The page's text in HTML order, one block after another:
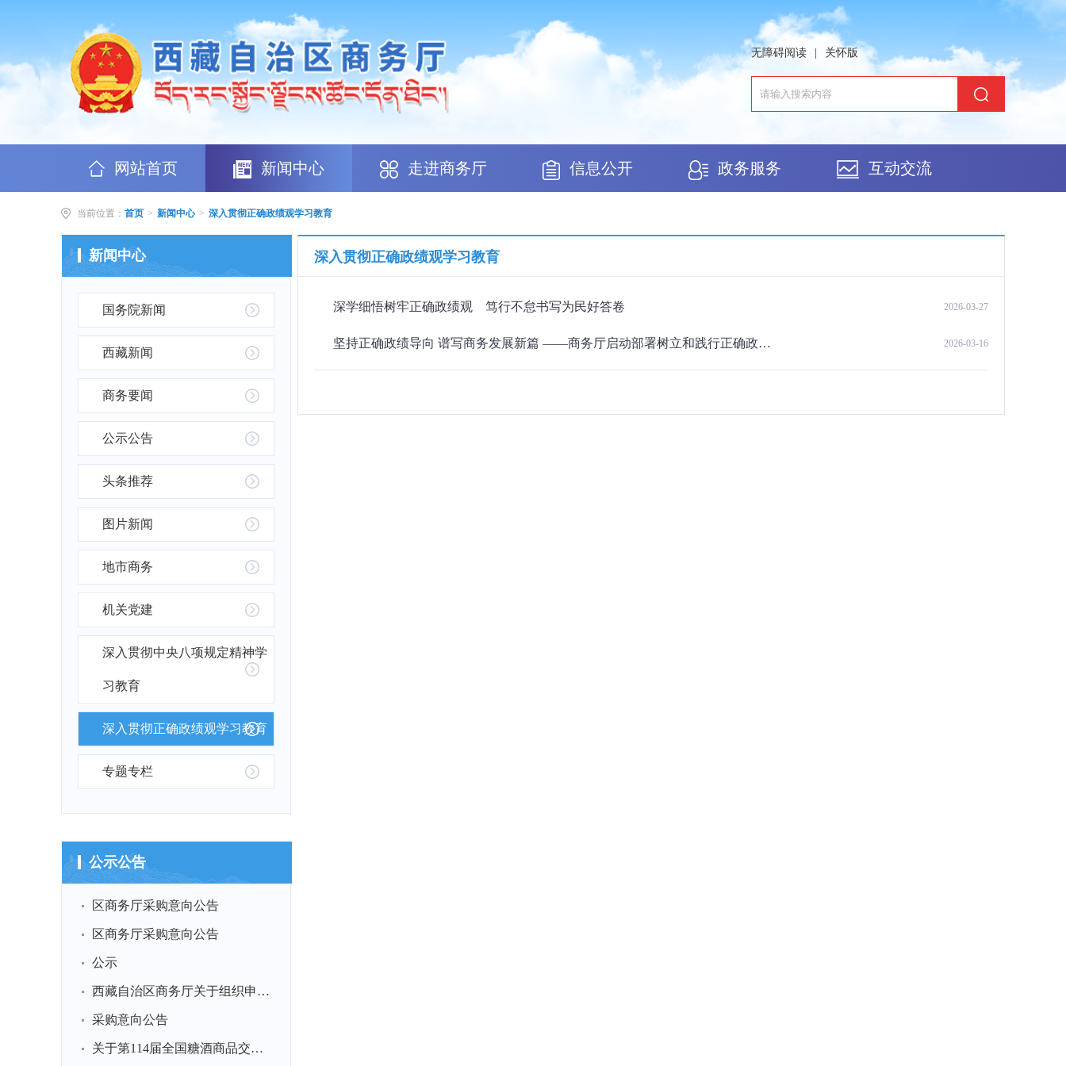
无障碍阅读 关怀版
网站首页 新闻中心 走进商务厅 信息公开 政务服务 互动交流
当前位置： 首页 > 新闻中心 > 深入贯彻正确政绩观学习教育
新闻中心
国务院新闻
西藏新闻
商务要闻
公示公告
头条推荐
图片新闻
地市商务
机关党建
深入贯彻中央八项规定精神学
习教育
深入贯彻正确政绩观学习教育
专题专栏
公示公告
区商务厅采购意向公告
区商务厅采购意向公告
公示
西藏自治区商务厅关于组织申报2026年西藏自治区首发经济奖励...
采购意向公告
关于第114届全国糖酒商品交易会等2场商务展会展品运输供应商...
深入贯彻正确政绩观学习教育
深学细悟树牢正确政绩观 笃行不怠书写为民好答卷 2026-03-27
坚持正确政绩导向 谱写商务发展新篇 ——商务厅启动部署树立和践行正确政绩观学习教育 2026-03-16